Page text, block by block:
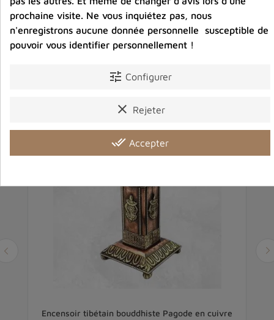
Vous aimerez aussi
Encensoir tibétain bouddhiste Pagode en cuivre
prochaine visite. Ne vous inquiétez pas, nous
n'enregistrons aucune donnée personnelle susceptible de
pouvoir vous identifier personnellement !
tune Configurer
clear Rejeter
done_all Accepter